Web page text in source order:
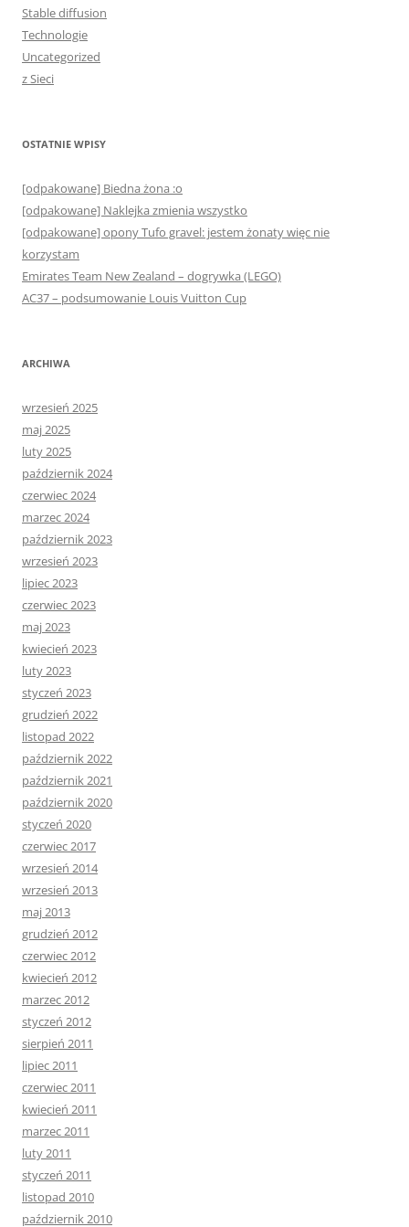
Stable diffusion
Technologie
Uncategorized
z Sieci
OSTATNIE WPISY
[odpakowane] Biedna żona :o
[odpakowane] Naklejka zmienia wszystko
[odpakowane] opony Tufo gravel: jestem żonaty więc nie
korzystam
Emirates Team New Zealand – dogrywka (LEGO)
AC37 – podsumowanie Louis Vuitton Cup
ARCHIWA
wrzesień 2025
maj 2025
luty 2025
październik 2024
czerwiec 2024
marzec 2024
październik 2023
wrzesień 2023
lipiec 2023
czerwiec 2023
maj 2023
kwiecień 2023
luty 2023
styczeń 2023
grudzień 2022
listopad 2022
październik 2022
październik 2021
październik 2020
styczeń 2020
czerwiec 2017
wrzesień 2014
wrzesień 2013
maj 2013
grudzień 2012
czerwiec 2012
kwiecień 2012
marzec 2012
styczeń 2012
sierpień 2011
lipiec 2011
czerwiec 2011
kwiecień 2011
marzec 2011
luty 2011
styczeń 2011
listopad 2010
październik 2010